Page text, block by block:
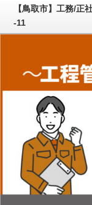
【鳥取市】工務/
-11